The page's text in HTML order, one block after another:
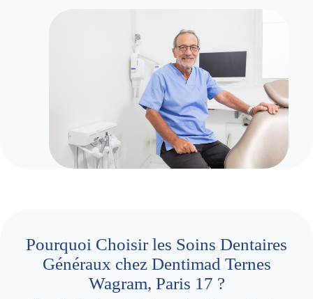
Pourquoi Choisir les Soins Dentaires
Généraux chez Dentimad Ternes
Wagram, Paris 17 ?